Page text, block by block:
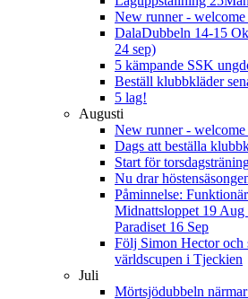
New runner - welcome
DalaDubbeln 14-15
24 sep)
5 kämpande SSK
Beställ klubbkläder
5 lag!
Augusti
New runner -
Dags att beställa
Start för
Nu drar
Påminnelse:
Midnattsloppet 19 Aug
Paradiset 16 Sep
Följ Simon Hector och
världscupen i Tjeckien
Juli
Mörtsjödubbeln